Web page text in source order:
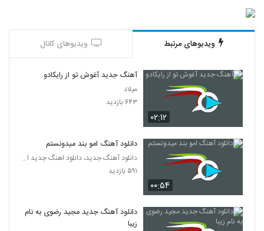
5334
موزیک زیبای شقایق از آرمان گرشاسبی
۲۹۸ بازدید
دانلود آهنگ پویا یعقوبی دیوونگی (Pouya
Yaghoubi Divoonegi)
5337
دانلود آهنگ رضا بیدرام زندگی
ویدیوهای مرتبط ویدیوهای کانال
۰۲:۱۲
آهنگ جدید آغوش تو از رایکادو
میلاد
۶۴۳ بازدید
۰۰:۵۴
دانلود آهنگ امو بند میدونستم
دانلود آهنگ جدید، دانلود اهنگ جدید ایرانی
۵۹۱ بازدید
دانلود آهنگ جدید مجید رضوی به نام
زیبا